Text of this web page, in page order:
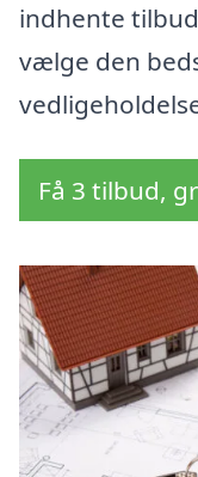
indhente
vælge den
Få 3 tilbud,